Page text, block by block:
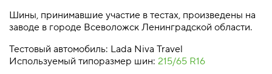
Шины, принимавшие участие в тестах, произведены на
заводе в городе Всеволожск Ленинградской области.
Тестовый автомобиль: Lada Niva Travel
Используемый типоразмер шин: 215/65 R16